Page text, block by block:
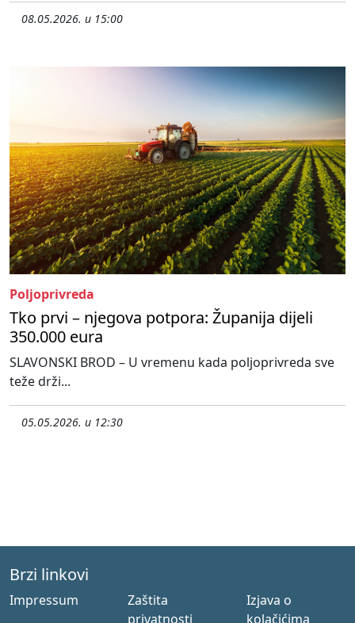
08.05.2026. u 15:00
Poljoprivreda
Tko prvi – njegova potpora: Županija dijeli
350.000 eura
SLAVONSKI BROD – U vremenu kada poljoprivreda sve
teže drži...
05.05.2026. u 12:30
Brzi linkovi
Impressum
Zaštita
privatnosti
Izjava o
kolačićima